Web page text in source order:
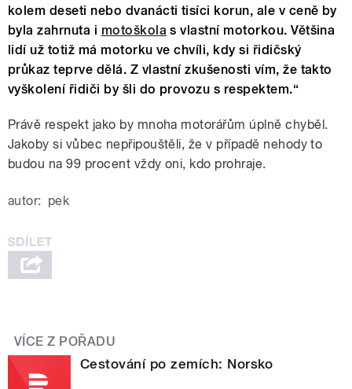
kolem deseti nebo dvanácti tisíci korun, ale v ceně by
byla zahrnuta i motoškola s vlastní motorkou. Většina
lidí už totiž má motorku ve chvíli, kdy si řidičský
průkaz teprve dělá. Z vlastní zkušenosti vím, že takto
vyškolení řidiči by šli do provozu s respektem.“
Právě respekt jako by mnoha motorářům úplně chyběl.
Jakoby si vůbec nepřipouštěli, že v případě nehody to
budou na 99 procent vždy oni, kdo prohraje.
autor: pek
VÍCE Z POŘADU
Cestování po zemích: Norsko